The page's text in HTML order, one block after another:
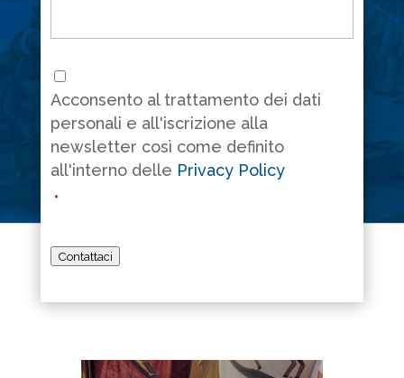
Consenso
Acconsento al trattamento dei dati
personali e all'iscrizione alla
newsletter così come definito
all'interno delle Privacy Policy
*
Contattaci